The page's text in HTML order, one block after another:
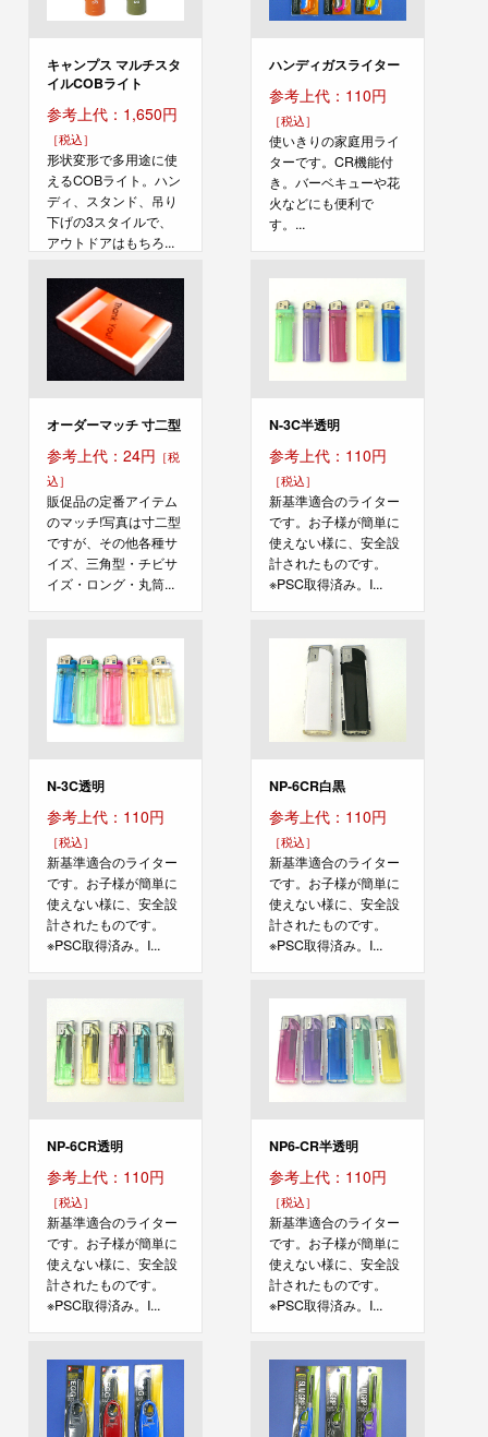
キャンプス マルチスタ
イルCOBライト
参考上代：1,650円
［税込］
形状変形で多用途に使
えるCOBライト。ハン
ディ、スタンド、吊り
下げの3スタイルで、
アウトドアはもちろ...
ハンディガスライター
参考上代：110円
［税込］
使いきりの家庭用ライ
ターです。CR機能付
き。バーベキューや花
火などにも便利で
す。...
オーダーマッチ 寸二型
参考上代：24円 ［税
込］
販促品の定番アイテム
のマッチ!写真は寸二型
ですが、その他各種サ
イズ、三角型・チビサ
イズ・ロング・丸筒...
N-3C半透明
参考上代：110円
［税込］
新基準適合のライター
です。お子様が簡単に
使えない様に、安全設
計されたものです。
※PSC取得済み。I...
N-3C透明
参考上代：110円
［税込］
新基準適合のライター
です。お子様が簡単に
使えない様に、安全設
計されたものです。
※PSC取得済み。I...
NP-6CR白黒
参考上代：110円
［税込］
新基準適合のライター
です。お子様が簡単に
使えない様に、安全設
計されたものです。
※PSC取得済み。I...
NP-6CR透明
参考上代：110円
［税込］
新基準適合のライター
です。お子様が簡単に
使えない様に、安全設
計されたものです。
※PSC取得済み。I...
NP6-CR半透明
参考上代：110円
［税込］
新基準適合のライター
です。お子様が簡単に
使えない様に、安全設
計されたものです。
※PSC取得済み。I...